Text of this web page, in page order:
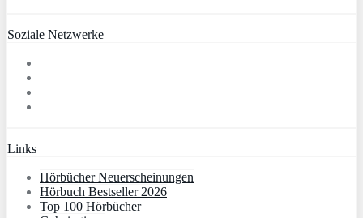
Soziale Netzwerke
Links
Hörbücher Neuerscheinungen
Hörbuch Bestseller 2026
Top 100 Hörbücher